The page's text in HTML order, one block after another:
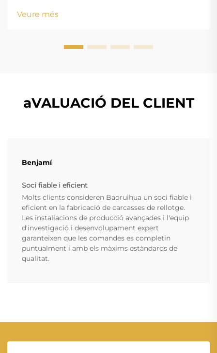
requisits funcionals. Ja sigui que creeu mercaderia
Veure més
aVALUACIÓ DEL CLIENT
Benjamí
Soci fiable i eficient
Molts clients consideren Baoruihua un soci fiable i
eficient en la fabricació de carcasses de rellotge.
Les instal·lacions de producció avançades i l'equip
d'investigació i desenvolupament expert
garanteixen que les comandes es completin
puntualment i amb els màxims estàndards de
qualitat.